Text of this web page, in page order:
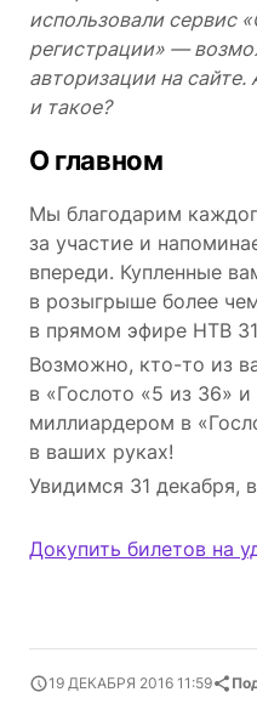
использовали сервис
регистрации» —
авторизации на сайте.
и такое?
О главном
Мы благодарим
за участие и
впереди. Купленные
в розыгрыше более
в прямом эфире НТВ
Возможно, кто-то из
в «Гослото «5 из 36»
миллиардером в
в ваших руках!
Увидимся 31 декабря,
Докупить билетов на
19 ДЕКАБРЯ 2016 11:59